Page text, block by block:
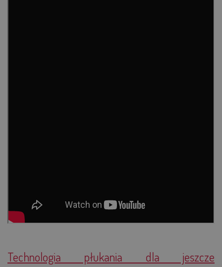
Technologia płukania dla jeszcze